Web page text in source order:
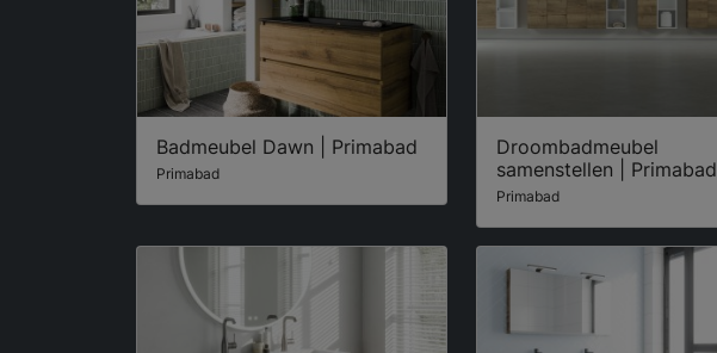
Badmeubel Dawn | Primabad
Primabad
Droombadmeubel
samenstellen | Primabad
Primabad